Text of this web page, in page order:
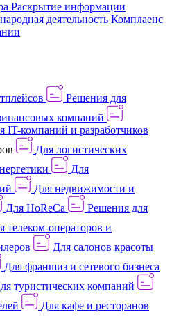
Раскрытие информации
деятельность Комплаенс
Решения для
компаний
IT-компаний и разработчиков
Для логистических
Для
Для недвижимости и
Для HoReCa
Решения для
телеком-операторов и
Для салонов красоты
Для франшиз и сетевого бизнеса
туристических компаний
Для кафе и ресторанов